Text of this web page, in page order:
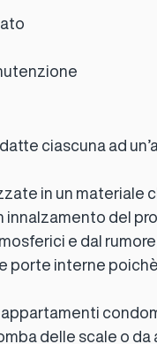
ciascuna ad
in un materiale
del
e dal rumore
porte interne
delle scale o